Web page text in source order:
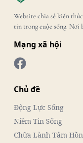
Website chia sẻ kiến
tin trong cuộc sống. Nơi
Mạng xã hội
Chủ đề
Động Lực Sống
Niềm Tin Sống
Chữa Lành Tâm Hồn